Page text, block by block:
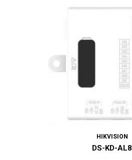
HIKVISION
DS-KD-AL8